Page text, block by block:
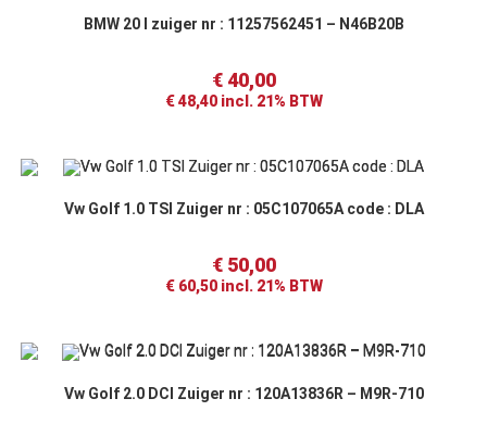
BMW 20 I zuiger nr : 11257562451 – N46B20B
€40,00
€48,40incl. 21% BTW
Vw Golf 1.0 TSI Zuiger nr : 05C107065A code : DLA
€50,00
€60,50incl. 21% BTW
Vw Golf 2.0 DCI Zuiger nr : 120A13836R – M9R-710